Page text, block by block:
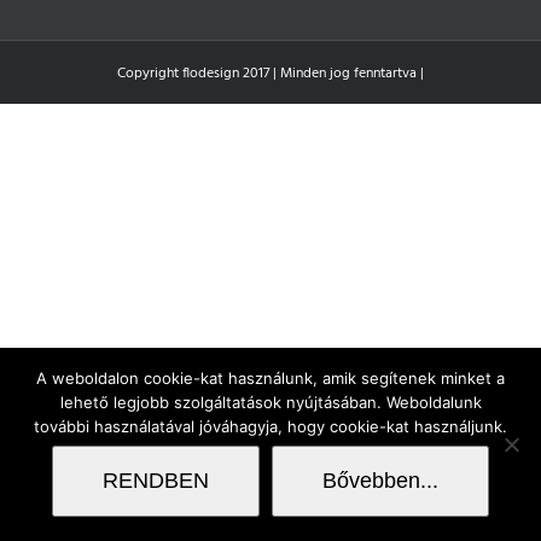
Copyright flodesign 2017 | Minden jog fenntartva |
A weboldalon cookie-kat használunk, amik segítenek minket a
lehető legjobb szolgáltatások nyújtásában. Weboldalunk
további használatával jóváhagyja, hogy cookie-kat használjunk.
RENDBEN Bővebben...